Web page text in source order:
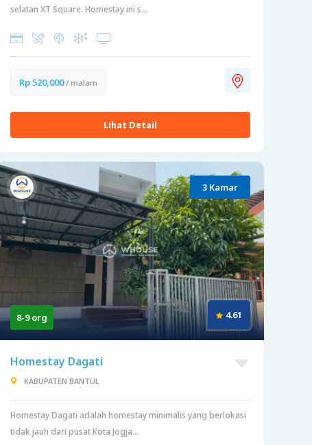
selatan XT Square. Homestay ini s...
Rp 520,000/ malam
Lihat Detail
3 Kamar
8-9 org 4.61
Homestay Dagati
KABUPATEN BANTUL
Homestay Dagati adalah homestay minimalis yang berlokasi
tidak jauh dari pusat Kota Jogja...